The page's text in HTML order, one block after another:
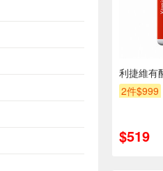
利捷維有
2件$999
$519